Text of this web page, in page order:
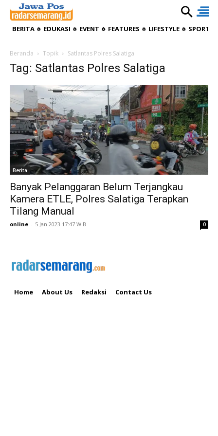
BERITA EDUKASI EVENT FEATURES LIFESTYLE
Beranda Topik Satlantas Polres Salatiga
Tag: Satlantas Polres Salatiga
Berita
Banyak Pelanggaran Belum Terjangkau
Kamera ETLE, Polres Salatiga Terapkan
Tilang Manual
online - 5 Jan 2023 17:47 WIB 0
Home About Us Redaksi Contact Us